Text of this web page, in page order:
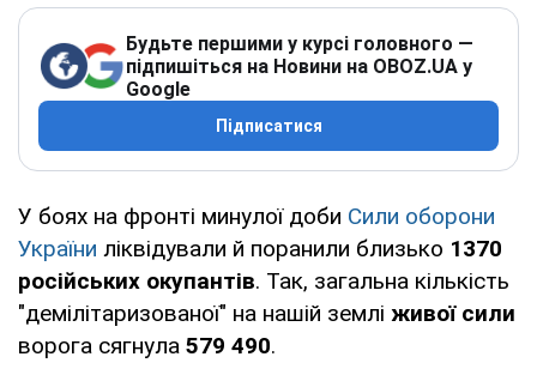
Будьте першими у курсі головного —
підпишіться на Новини на OBOZ.UA у
Google
Підписатися
У боях на фронті минулої доби Сили оборони
України ліквідували й поранили близько 1370
російських окупантів. Так, загальна кількість
"демілітаризованої" на нашій землі живої сили
ворога сягнула 579 490.